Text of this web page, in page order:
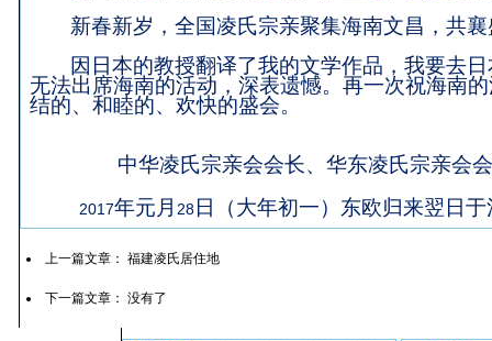
新春新岁，全国凌氏宗亲聚集海南文昌，共
因日本的教授翻译了我的文学作品，我要去
无法出席海南的活动，深表遗憾。再一次祝海南
结的、和睦的、欢快的盛会。
中华凌氏宗亲会会长、华东凌氏宗亲会
2017年元月 28日（大年初一）东欧归来翌日
上一篇文章： 福建凌氏居住地
下一篇文章： 没有了